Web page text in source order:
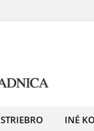
STRIEBRO INÉ